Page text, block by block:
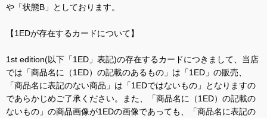
や「状態B」としております。
【1EDが存在するカードについて】
1st edition(以下「1ED」表記)の存在するカードにつきまして、当店
では「商品名に（1ED）の記載のあるもの」は「1ED」の販売、
「商品名に表記のない商品」は「1EDではないもの」となりますの
であらかじめご了承ください。また、「商品名に（1ED）の記載の
ないもの」の商品画像が1EDの画像であっても、「商品名に表記の